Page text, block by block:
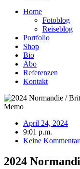
Home
Fotoblog
Reiseblog
Portfolio
Shop
Bio
Abo
Referenzen
Kontakt
April 24, 2024
9:01 p.m.
Keine
2024